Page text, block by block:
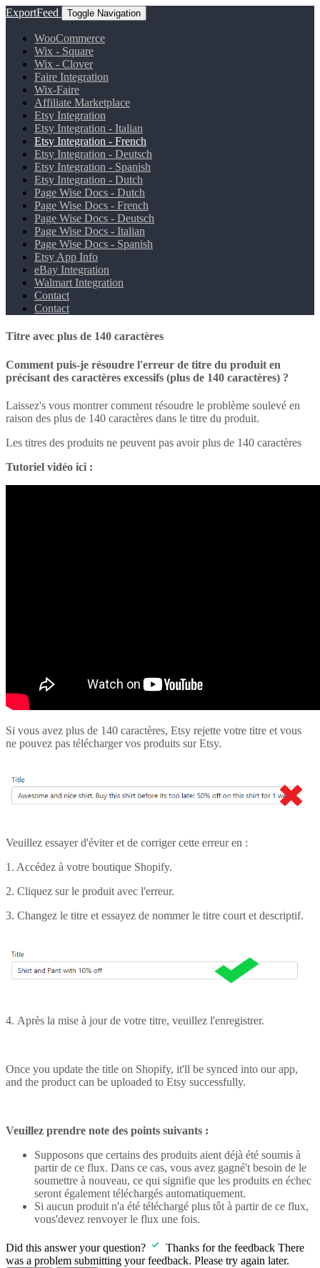
ExportFeed Toggle Navigation
WooCommerce
Wix - Square
Wix - Clover
Faire Integration
Wix-Faire
Affiliate Marketplace
Etsy Integration
Etsy Integration - Italian
Etsy Integration - French
Etsy Integration - Deutsch
Etsy Integration - Spanish
Etsy Integration - Dutch
Page Wise Docs - Dutch
Page Wise Docs - French
Page Wise Docs - Deutsch
Page Wise Docs - Italian
Page Wise Docs - Spanish
Etsy App Info
eBay Integration
Walmart Integration
Contact
Contact
Titre avec plus de 140 caractères
Comment puis-je résoudre l'erreur de titre du produit en
précisant des caractères excessifs (plus de 140 caractères) ?
Laissez's vous montrer comment résoudre le problème soulevé en
raison des plus de 140 caractères dans le titre du produit.
Les titres des produits ne peuvent pas avoir plus de 140 caractères
Tutoriel vidéo ici :
Si vous avez plus de 140 caractères, Etsy rejette votre titre et vous
ne pouvez pas télécharger vos produits sur Etsy.
Veuillez essayer d'éviter et de corriger cette erreur en :
1. Accédez à votre boutique Shopify.
2. Cliquez sur le produit avec l'erreur.
3. Changez le titre et essayez de nommer le titre court et descriptif.
4. Après la mise à jour de votre titre, veuillez l'enregistrer.
Once you update the title on Shopify, it'll be synced into our app,
and the product can be uploaded to Etsy successfully.
Veuillez prendre note des points suivants :
Supposons que certains des produits aient déjà été soumis à
partir de ce flux. Dans ce cas, vous avez gagné't besoin de le
soumettre à nouveau, ce qui signifie que les produits en échec
seront également téléchargés automatiquement.
Si aucun produit n'a été téléchargé plus tôt à partir de ce flux,
vous'devez renvoyer le flux une fois.
Did this answer your question? Thanks for the feedback There
was a problem submitting your feedback. Please try again later.